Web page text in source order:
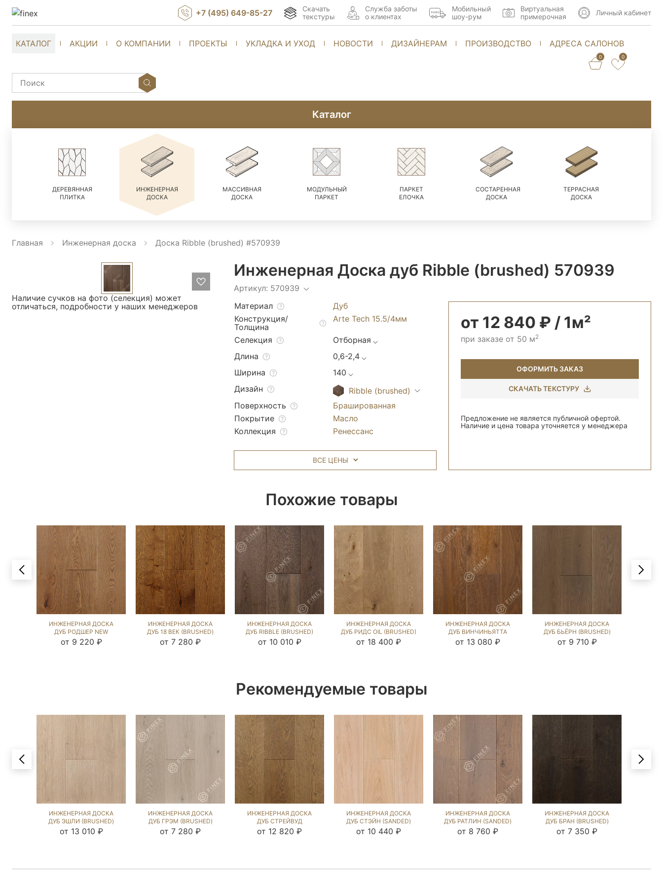
КАТАЛОГ АКЦИИ О КОМПАНИИ ПРОЕКТЫ УКЛАДКА И УХОД НОВОСТИ ДИЗАЙНЕРАМ ПРОИЗВОДСТВО АДРЕСА САЛОНОВ
0 0
+7 (495) 649-85-27
Скачать
текстуры
Cлужба заботы
о клиентах
Мобильный
шоу-рум
Виртуальная
примерочная
Личный кабинет
Каталог
ДЕРЕВЯННАЯ
ПЛИТКА
ИНЖЕНЕРНАЯ
ДОСКА
МАССИВНАЯ
ДОСКА
МОДУЛЬНЫЙ
ПАРКЕТ
ПАРКЕТ
ЕЛОЧКА
СОСТАРЕННАЯ
ДОСКА
ТЕРРАСНАЯ
ДОСКА
Главная Инженерная доска Доска Ribble (brushed) #570939
Наличие сучков на фото (селекция) может
отличаться, подробности у наших менеджеров
Инженерная Доска дуб Ribble (brushed) 570939
Артикул: 570939
Материал
Дуб
Конструкция/
Толщина
Arte Tech 15.5/4мм
Селекция
Отборная
Длина
0,6-2,4
Ширина
140
Дизайн
Ribble (brushed)
Поверхность
Брашированная
Покрытие
Масло
Коллекция
Ренессанс
от 12 840 ₽ / 1м²
при заказе от 50 м2
ОФОРМИТЬ ЗАКАЗ
СКАЧАТЬ ТЕКСТУРУ
Предложение не является публичной офертой.
Наличие и цена товара уточняется у менеджера
ВСЕ ЦЕНЫ
Похожие товары
ИНЖЕНЕРНАЯ ДОСКА
ДУБ РОДШЕР NEW
(BRUSHED) 1038368
от 9 220 ₽
ИНЖЕНЕРНАЯ ДОСКА
ДУБ 18 ВЕК (BRUSHED)
143938
от 7 280 ₽
ИНЖЕНЕРНАЯ ДОСКА
ДУБ RIBBLE (BRUSHED)
538069
от 10 010 ₽
ИНЖЕНЕРНАЯ ДОСКА
ДУБ РИДС OIL (BRUSHED)
1042345
от 18 400 ₽
ИНЖЕНЕРНАЯ ДОСКА
ДУБ ВИНЧИНЬЯТТА
(BRUSHED) 570950
от 13 080 ₽
ИНЖЕНЕРНАЯ ДОСКА
ДУБ БЬЁРН (BRUSHED)
143658
от 9 710 ₽
Рекомендуемые товары
ИНЖЕНЕРНАЯ ДОСКА
ДУБ ЭШЛИ (BRUSHED)
202899
от 13 010 ₽
ИНЖЕНЕРНАЯ ДОСКА
ДУБ ГРЭМ (BRUSHED)
143778
от 7 280 ₽
ИНЖЕНЕРНАЯ ДОСКА
ДУБ СТРЕЙВУД
(BRUSHED) 1040963
от 12 820 ₽
ИНЖЕНЕРНАЯ ДОСКА
ДУБ СТЭЙН (SANDED)
109879
от 10 440 ₽
ИНЖЕНЕРНАЯ ДОСКА
ДУБ РАТЛИН (SANDED)
143642
от 8 760 ₽
ИНЖЕНЕРНАЯ ДОСКА
ДУБ БРАН (BRUSHED)
1039950
от 7 350 ₽